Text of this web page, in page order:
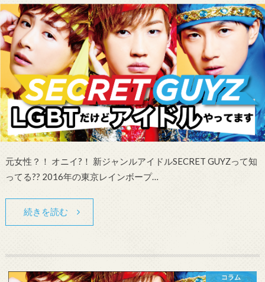
元女性？！ オニイ?！ 新ジャンルアイドルSECRET GUYZって知
ってる?? 2016年の東京レインボープ…
続きを読む
コラム